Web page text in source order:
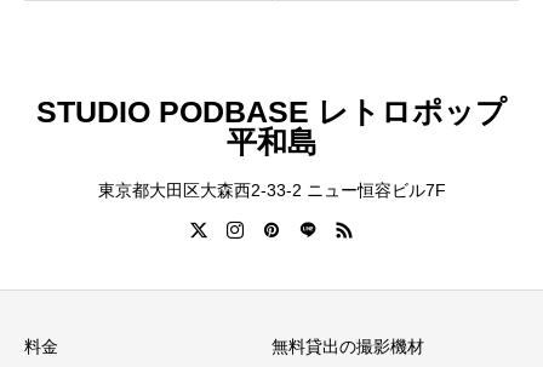
STUDIO PODBASE レトロポップ
平和島
東京都大田区大森西2-33-2 ニュー恒容ビル7F
料金 無料貸出の撮影機材